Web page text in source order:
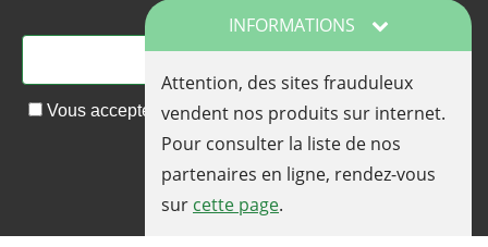
Vous acceptez de recevoir nos actualités et nos offres
promotionnelles par email
INFORMATIONS
Attention, des sites frauduleux
vendent nos produits sur internet.
Pour consulter la liste de nos
partenaires en ligne, rendez-vous
sur cette page.